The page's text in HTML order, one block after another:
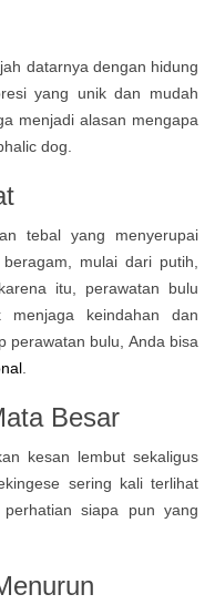
datarnya dengan hidung
yang unik dan mudah
menjadi alasan mengapa
dog.
tebal yang menyerupai
mulai dari putih,
itu, perawatan bulu
keindahan dan
perawatan bulu, Anda bisa
Besar
kesan lembut sekaligus
sering kali terlihat
siapa pun yang